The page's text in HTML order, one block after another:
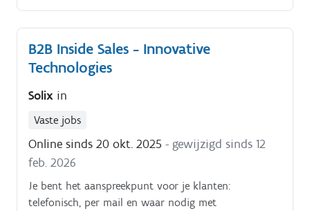
B2B Inside Sales - Innovative
Technologies
Solix in
Vaste jobs
Online sinds 20 okt. 2025 - gewijzigd sinds 12
feb. 2026
Je bent het aanspreekpunt voor je klanten:
telefonisch, per mail en waar nodig met